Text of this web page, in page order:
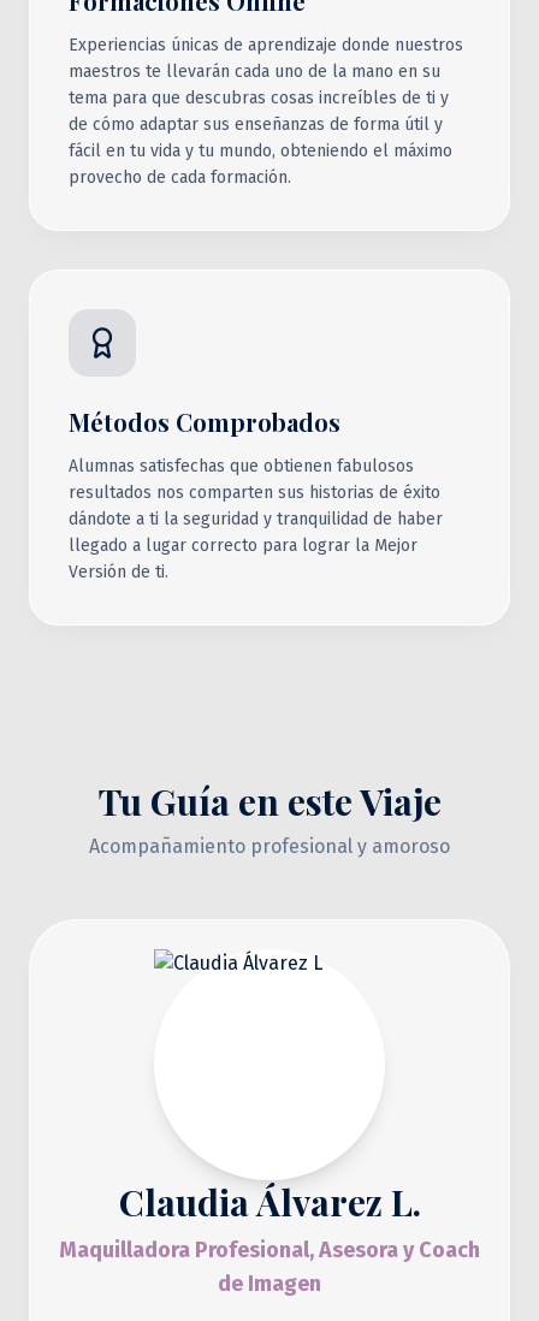
Experiencias únicas de aprendizaje donde nuestros
maestros te llevarán cada uno de la mano en su
tema para que descubras cosas increíbles de ti y
de cómo adaptar sus enseñanzas de forma útil y
fácil en tu vida y tu mundo, obteniendo el máximo
provecho de cada formación.
Métodos Comprobados
Alumnas satisfechas que obtienen fabulosos
resultados nos comparten sus historias de éxito
dándote a ti la seguridad y tranquilidad de haber
llegado a lugar correcto para lograr la Mejor
Versión de ti.
Tu Guía en este Viaje
Acompañamiento profesional y amoroso
Claudia Álvarez L.
Maquilladora Profesional, Asesora y Coach
de Imagen